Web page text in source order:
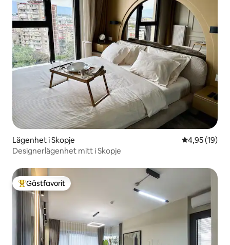
Lägenhet i Skopje 4,95 av 5 i
4,95 (19)
Designerlägenhet mitt i Skopje
Populär gästfavorit
Gästfavorit